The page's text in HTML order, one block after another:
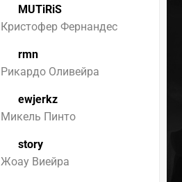
MUTiRiS
Кристофер Фернандес
rmn
Рикардо Оливейра
ewjerkz
Микель Пинто
story
Жоау Виейра